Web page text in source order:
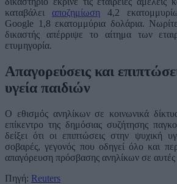
καταβάλει αποζημίωση 4,2
Google 1,8 εκατομμύρια δολάρια.
δικαστής απέρριψε το αίτημα των
ετυμηγορία.
Απαγορεύσεις και
υγεία παιδιών
Ο εθισμός ανηλίκων σε κοινωνικά
επίκεντρο της δημόσιας συζήτησης
δείξει ότι οι επιπτώσεις στην ψυχική
σοβαρές, γεγονός που οδηγεί όλο και
απαγόρευση πρόσβασης ανηλίκων σε αυτές
Πηγή: Reuters